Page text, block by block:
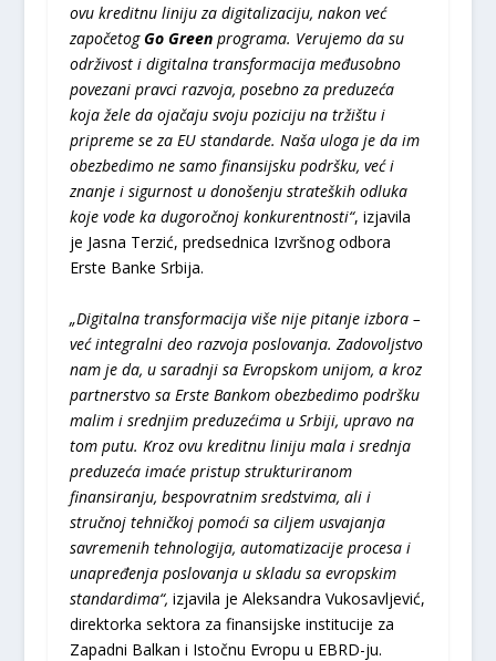
ovu kreditnu liniju za digitalizaciju, nakon već
započetogGo Greenprograma. Verujemo da su
održivost i digitalna transformacija međusobno
povezani pravci razvoja, posebno za preduzeća
koja žele da ojačaju svoju poziciju na tržištu i
pripreme se za EU standarde. Naša uloga je da im
obezbedimo ne samo finansijsku podršku, već i
znanje i sigurnost u donošenju strateških odluka
koje vode ka dugoročnoj konkurentnosti“, izjavila
je Jasna Terzić, predsednica Izvršnog odbora
Erste Banke Srbija.
„Digitalna transformacija više nije pitanje izbora –
već integralni deo razvoja poslovanja. Zadovoljstvo
nam je da, u saradnji sa Evropskom unijom, a kroz
partnerstvo sa Erste Bankom obezbedimo podršku
malim i srednjim preduzećima u Srbiji, upravo na
tom putu. Kroz ovu kreditnu liniju mala i srednja
preduzeća imaće pristup strukturiranom
finansiranju, bespovratnim sredstvima, ali i
stručnoj tehničkoj pomoći sa ciljem usvajanja
savremenih tehnologija, automatizacije procesa i
unapređenja poslovanja u skladu sa evropskim
standardima“, izjavila je Aleksandra Vukosavljević,
direktorka sektora za finansijske institucije za
Zapadni Balkan i Istočnu Evropu u EBRD-ju.